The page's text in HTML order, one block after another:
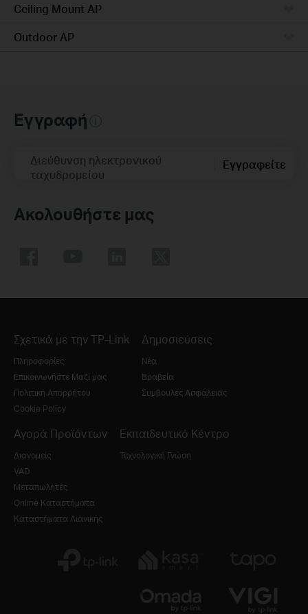
Ceiling Mount AP
Outdoor AP
Εγγραφή
Διεύθυνση ηλεκτρονικού
ταχυδρομείου
Εγγραφείτε
Ακολουθήστε μας
Σχετικά με την TP-Link
Πληροφορίες
Επικοινωνήστε Μαζί μας
Πολιτική Απορρήτου
Cookie Policy
Δημοσιεύσεις
Νέα
Βραβεία
Συμβουλές Ασφάλειας
Αγορά Προϊόντων
Διανομείς
VAD
Μεταπωλητές
Online Καταστήματα
Καταστήματα Λιανικής
Εκπαιδευτικό Κέντρο
Τεχνολογική Γνώση